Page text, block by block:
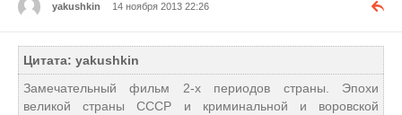
yakushkin 14 ноября 2013 22:26
Цитата: yakushkin
Замечательный фильм 2-х периодов страны. Эпохи
великой страны СССР и криминальной и воровской